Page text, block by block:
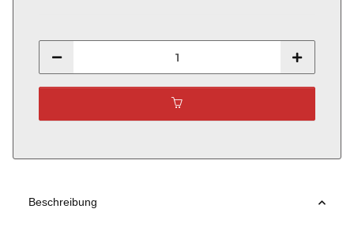
Beschreibung